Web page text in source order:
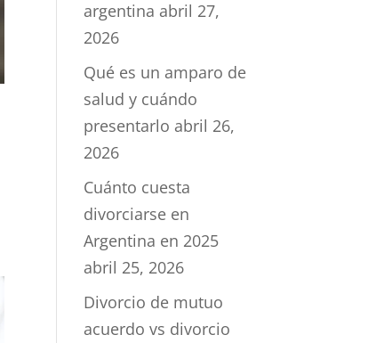
argentina abril 27,
2026
Qué es un amparo de
salud y cuándo
presentarlo abril 26,
2026
Cuánto cuesta
divorciarse en
Argentina en 2025
abril 25, 2026
Divorcio de mutuo
acuerdo vs divorcio